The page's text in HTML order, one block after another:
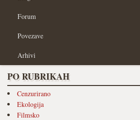
Forum
Povezave
Arhivi
PO RUBRIKAH
Cenzurirano
Ekologija
Filmsko